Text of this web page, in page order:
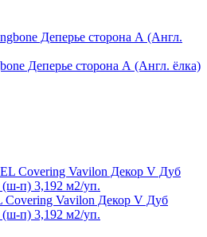
Деперье сторона А (Англ. ёлка)
Covering Vavilon Декор V Дуб
п) 3,192 м2/уп.